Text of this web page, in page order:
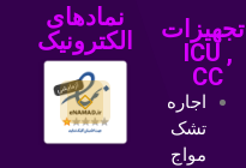
تجهیزات
ICU ,
CC
اجاره
تشک
مواج
نمادهای
الکترونیک